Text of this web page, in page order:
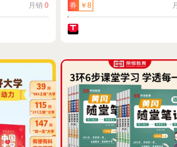
月销 0 券 ￥8